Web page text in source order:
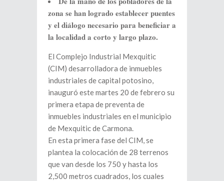
zona se han logrado establecer puentes
y el diálogo necesario para beneficiar a
la localidad a corto y largo plazo.
El Complejo Industrial Mexquitic
(CIM) desarrolladora de inmuebles
industriales de capital potosino,
inauguró este martes 20 de febrero su
primera etapa de preventa de
inmuebles industriales en el municipio
de Mexquitic de Carmona.
En esta primera fase del CIM, se
plantea la colocación de 28 terrenos
que van desde los 750 y hasta los
2,500 metros cuadrados, los cuales